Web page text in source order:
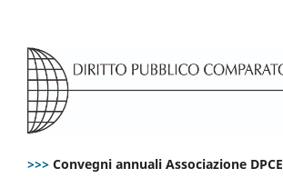
>>> Convegni annuali Associazione DPCE